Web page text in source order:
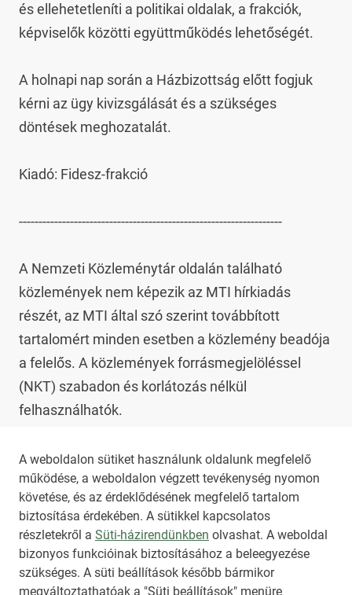
A weboldalon sütiket használunk oldalunk megfelelő
működése, a weboldalon végzett tevékenység nyomon
követése, és az érdeklődésének megfelelő tartalom
biztosítása érdekében. A sütikkel kapcsolatos
részletekről a Süti-házirendünkben olvashat. A weboldal
bizonyos funkcióinak biztosításához a beleegyezése
szükséges. A süti beállítások később bármikor
megváltoztathatóak a "Süti beállítások" menüre
és ellehetetleníti a politikai oldalak, a frakciók,
képviselők közötti együttműködés lehetőségét.
A holnapi nap során a Házbizottság előtt fogjuk
kérni az ügy kivizsgálását és a szükséges
döntések meghozatalát.
Kiadó: Fidesz-frakció
-------------------------------------------------------------------
A Nemzeti Közleménytár oldalán található
közlemények nem képezik az MTI hírkiadás
részét, az MTI által szó szerint továbbított
tartalomért minden esetben a közlemény beadója
a felelős. A közlemények forrásmegjelöléssel
(NKT) szabadon és korlátozás nélkül
felhasználhatók.
Az NKT szolgáltatással kapcsolatban további
információt az nkt@dunamsz.hu elektronikus
levelező címen kaphat.
HIRADO.HU MEDIAKLIKK.HU
M4SPORT.HU NEMZETISPORT.HU